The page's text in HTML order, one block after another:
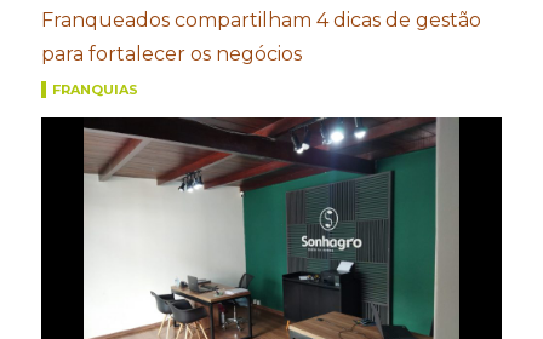
Franqueados compartilham 4 dicas de gestão
para fortalecer os negócios
FRANQUIAS